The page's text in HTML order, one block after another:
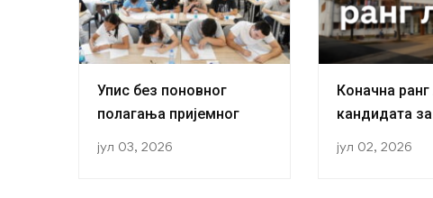
Упис без поновног
полагања пријемног
јул 03, 2026
Коначна ранг
кандидата
јул 02, 2026